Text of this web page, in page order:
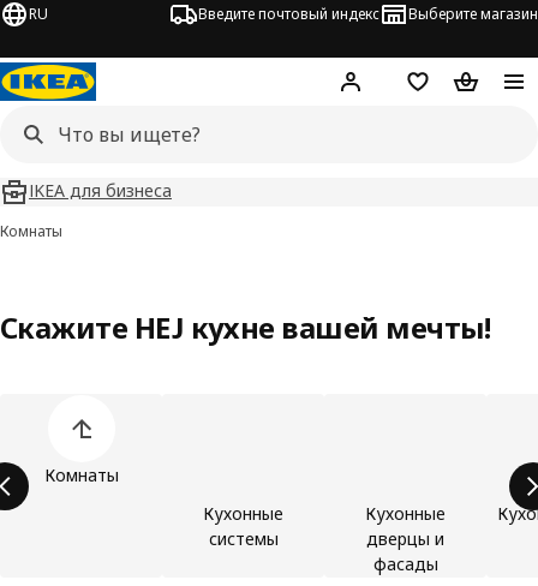
RU Введите почтовый индекс Выберите магазин
Hej! ВойтиСписокКорзина
IKEA для бизнеса
Комнаты
Скажите HEJ кухне вашей мечты!
Комнаты
Кухонные
системы
Кухонные
дверцы и
фасады